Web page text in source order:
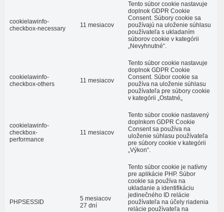
cookielawinfo-
checkbox-necessary
11 mesiacov
Tento súbor cookie nastavuje
doplnok GDPR Cookie
Consent. Súbory cookie sa
používajú na uloženie súhlasu
používateľa s ukladaním
súborov cookie v kategórii
„Nevyhnutné“.
cookielawinfo-
checkbox-others
11 mesiacov
Tento súbor cookie nastavuje
doplnok GDPR Cookie
Consent. Súbor cookie sa
používa na uloženie súhlasu
používateľa pre súbory cookie
v kategórii „Ostatné„
cookielawinfo-
checkbox-
performance
11 mesiacov
Tento súbor cookie nastavený
doplnkom GDPR Cookie
Consent sa používa na
uloženie súhlasu používateľa
pre súbory cookie v kategórii
„Výkon“.
PHPSESSID
5 mesiacov
27 dní
Tento súbor cookie je natívny
pre aplikácie PHP. Súbor
cookie sa používa na
ukladanie a identifikáciu
jedinečného ID relácie
používateľa na účely riadenia
relácie používateľa na